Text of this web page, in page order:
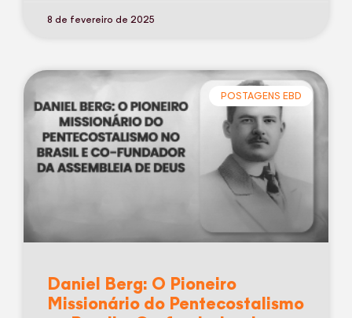
8 de fevereiro de 2025
POSTAGENS EBD
Daniel Berg: O Pioneiro
Missionário do Pentecostalismo